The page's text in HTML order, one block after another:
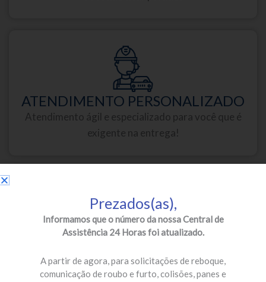
ATENDIMENTO PERSONALIZADO
Atendimento ágil e especializado para você que é
exigente na entrega!
PARCEIROS DE PRIMEIRA
segurança!
Prezados(as),
Informamos que o número da nossa Central de
Assistência 24 Horas foi atualizado.
A partir de agora, para solicitações de reboque,
comunicação de roubo e furto, colisões, panes e